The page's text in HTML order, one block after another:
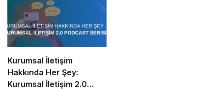
Kurumsal İletişim
Hakkında Her Şey:
Kurumsal İletişim 2.0